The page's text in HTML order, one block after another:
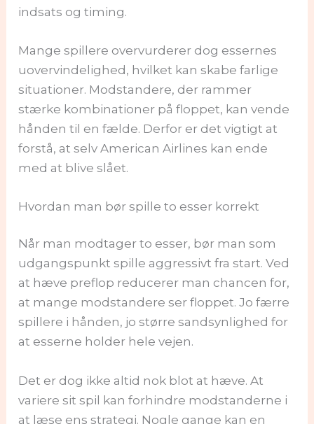
indsats og timing.
Mange spillere overvurderer dog essernes
uovervindelighed, hvilket kan skabe farlige
situationer. Modstandere, der rammer
stærke kombinationer på floppet, kan vende
hånden til en fælde. Derfor er det vigtigt at
forstå, at selv American Airlines kan ende
med at blive slået.
Hvordan man bør spille to esser korrekt
Når man modtager to esser, bør man som
udgangspunkt spille aggressivt fra start. Ved
at hæve preflop reducerer man chancen for,
at mange modstandere ser floppet. Jo færre
spillere i hånden, jo større sandsynlighed for
at esserne holder hele vejen.
Det er dog ikke altid nok blot at hæve. At
variere sit spil kan forhindre modstanderne i
at læse ens strategi. Nogle gange kan en